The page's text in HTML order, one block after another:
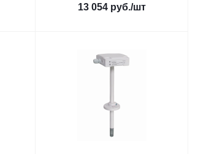
13 054 руб./шт